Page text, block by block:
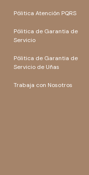
Pólitica Atención PQRS
Pólitica de Garantia de
Servicio
Pólitica de Garantia de
Servicio de Uñas
Trabaja con Nosotros